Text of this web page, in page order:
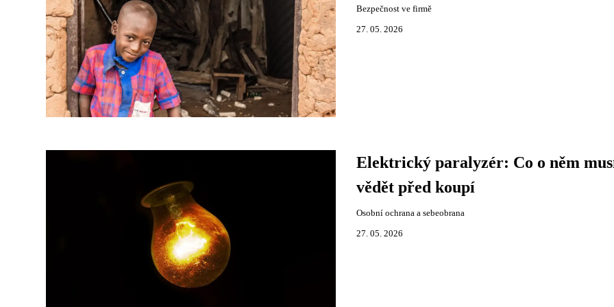
Bezpečnost ve firmě
27. 05. 2026
Elektrický paralyzér: Co o něm
vědět před koupí
Osobní ochrana a sebeobrana
27. 05. 2026